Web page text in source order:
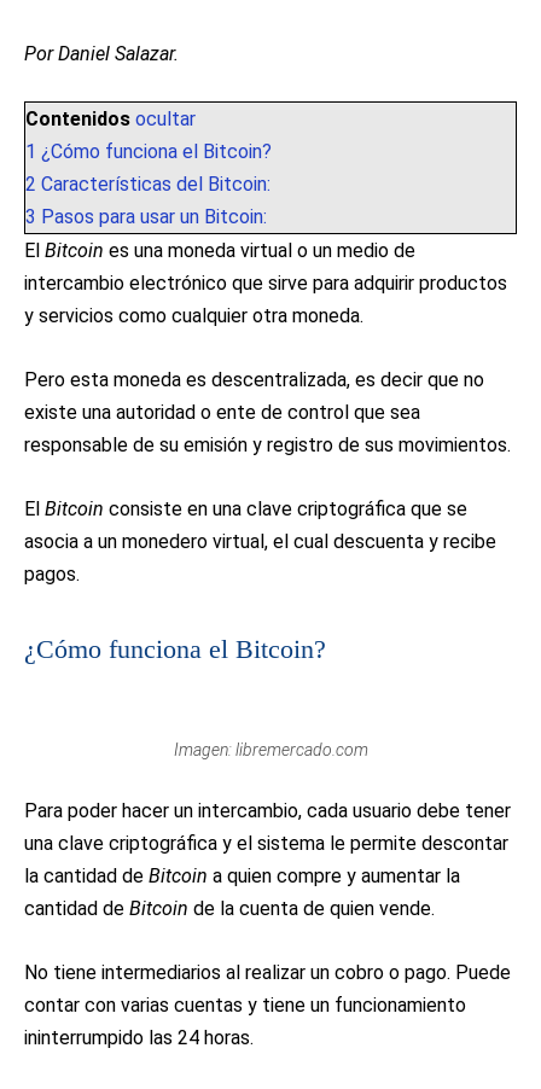
Por Daniel Salazar.
Contenidos ocultar
1 ¿Cómo funciona el Bitcoin?
2 Características del Bitcoin:
3 Pasos para usar un Bitcoin:
El Bitcoin es una moneda virtual o un medio de
intercambio electrónico que sirve para adquirir productos
y servicios como cualquier otra moneda.
Pero esta moneda es descentralizada, es decir que no
existe una autoridad o ente de control que sea
responsable de su emisión y registro de sus movimientos.
El Bitcoin consiste en una clave criptográfica que se
asocia a un monedero virtual, el cual descuenta y recibe
pagos.
¿Cómo funciona el Bitcoin?
Imagen: libremercado.com
Para poder hacer un intercambio, cada usuario debe tener
una clave criptográfica y el sistema le permite descontar
la cantidad de Bitcoin a quien compre y aumentar la
cantidad de Bitcoin de la cuenta de quien vende.
No tiene intermediarios al realizar un cobro o pago. Puede
contar con varias cuentas y tiene un funcionamiento
ininterrumpido las 24 horas.